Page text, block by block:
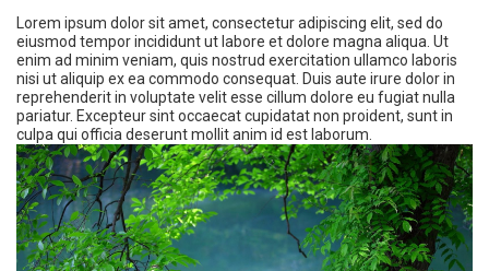
Lorem ipsum dolor sit amet, consectetur adipiscing elit, sed do
eiusmod tempor incididunt ut labore et dolore magna aliqua. Ut
enim ad minim veniam, quis nostrud exercitation ullamco laboris
nisi ut aliquip ex ea commodo consequat. Duis aute irure dolor in
reprehenderit in voluptate velit esse cillum dolore eu fugiat nulla
pariatur. Excepteur sint occaecat cupidatat non proident, sunt in
culpa qui officia deserunt mollit anim id est laborum.